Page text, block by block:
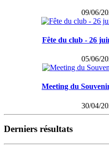
09/06/
Fête du club - 26
05/06/
Meeting du
30/04/
Derniers résultats